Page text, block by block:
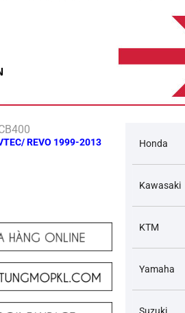
REVO 1999-2013
Honda
Kawasaki
KTM
Yamaha